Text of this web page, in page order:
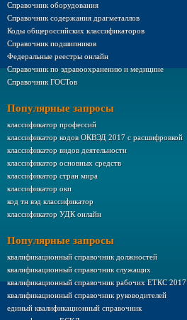
Справочник оборудования
Справочник содержания драгметаллов
Коды общероссийских классификаторов
Справочник подшипников
Федеральные реестры онлайн
Справочник по здравоохранению и медицине
Справочник ГОСТов
Популярные запросы
классификатор профессий
классификатор кодов ОКВЭД 2017 с расшифровкой
классификатор видов деятельности
классификатор основных средств
классификатор стран мира
классификатор окп
код тн вэд классификатор
классификатор УДК онлайн
Популярные запросы
квалификационный справочник должностей
квалификационный справочник служащих
квалификационный справочник рабочих ЕТКС 2017
квалификационный справочник руководителей
единый квалификационный справочник